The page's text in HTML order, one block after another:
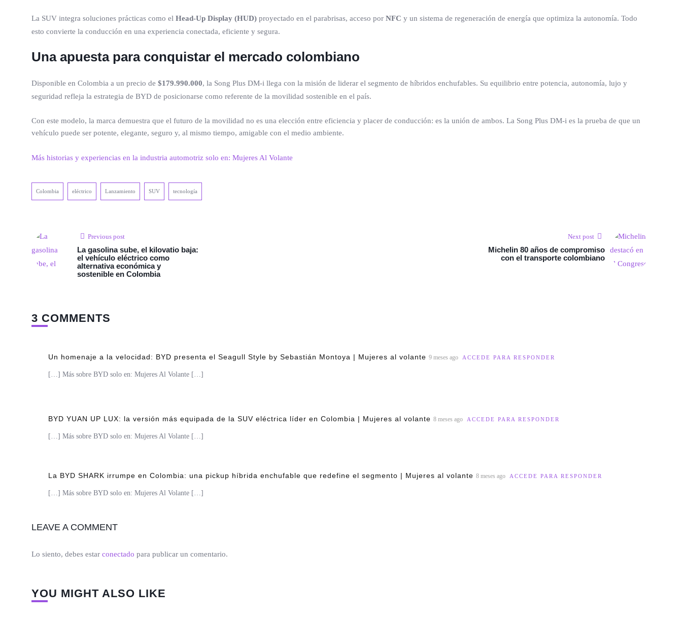
La SUV integra soluciones prácticas como el Head-Up Display (HUD) proyectado en el parabrisas, acceso por NFC y un sistema de regeneración de energía que optimiza la autonomía. Todo
esto convierte la conducción en una experiencia conectada, eficiente y segura.
Una apuesta para conquistar el mercado colombiano
Disponible en Colombia a un precio de $179.990.000, la Song Plus DM-i llega con la misión de liderar el segmento de híbridos enchufables. Su equilibrio entre potencia, autonomía, lujo y
seguridad refleja la estrategia de BYD de posicionarse como referente de la movilidad sostenible en el país.
Con este modelo, la marca demuestra que el futuro de la movilidad no es una elección entre eficiencia y placer de conducción: es la unión de ambos. La Song Plus DM-i es la prueba de que un
vehículo puede ser potente, elegante, seguro y, al mismo tiempo, amigable con el medio ambiente.
Más historias y experiencias en la industria automotriz solo en: Mujeres Al Volante
Colombia eléctrico Lanzamiento SUV tecnología
Previous post
La gasolina sube, el kilovatio baja:
el vehículo eléctrico como
alternativa económica y
sostenible en Colombia
Next post
Michelin 80 años de compromiso
con el transporte colombiano
3 COMMENTS
Un homenaje a la velocidad: BYD presenta el Seagull Style by Sebastián Montoya | Mujeres al volante 9 meses ago ACCEDE PARA RESPONDER
[…] Más sobre BYD solo en: Mujeres Al Volante […]
BYD YUAN UP LUX: la versión más equipada de la SUV eléctrica líder en Colombia | Mujeres al volante 8 meses ago ACCEDE PARA RESPONDER
[…] Más sobre BYD solo en: Mujeres Al Volante […]
La BYD SHARK irrumpe en Colombia: una pickup híbrida enchufable que redefine el segmento | Mujeres al volante 8 meses ago ACCEDE PARA RESPONDER
[…] Más sobre BYD solo en: Mujeres Al Volante […]
LEAVE A COMMENT
Lo siento, debes estar conectado para publicar un comentario.
YOU MIGHT ALSO LIKE